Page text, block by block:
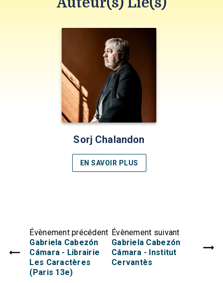
Sorj Chalandon
EN SAVOIR PLUS
Évènement précédent
Gabriela Cabezón
Cámara - Librairie
Les Caractères
(Paris 13e)
Évènement suivant
Gabriela Cabezón
Cámara - Institut
Cervantès